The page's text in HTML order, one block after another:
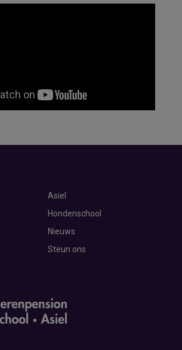
Asiel
Hondenschool
Nieuws
Steun ons